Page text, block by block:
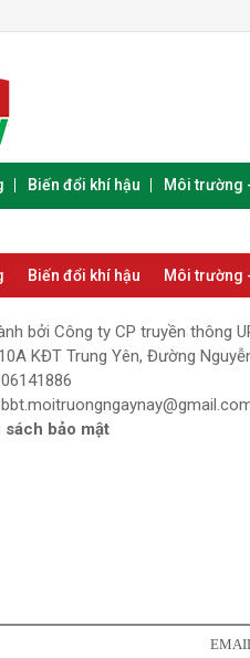
Biến đổi khí hậu Môi trường
Biến đổi khí hậu Môi trường
bởi Công ty CP truyền thông
KĐT Trung Yên, Đường
sách bảo mật